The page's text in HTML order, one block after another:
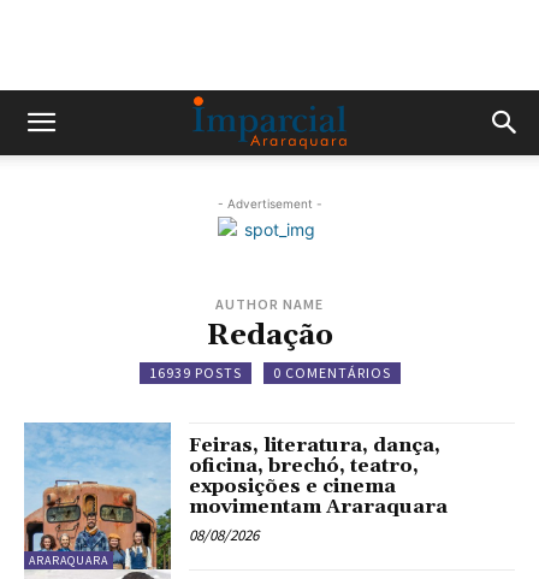
- Advertisement -
AUTHOR NAME
Redação
16939 POSTS 0 COMENTÁRIOS
ARARAQUARA
Feiras, literatura, dança,
oficina, brechó, teatro,
exposições e cinema
movimentam Araraquara
08/08/2026